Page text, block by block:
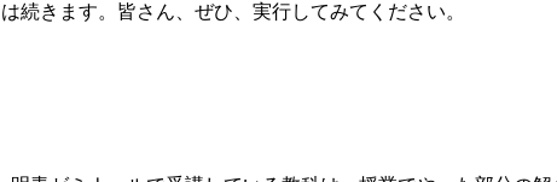
続きます。皆さん、ぜひ、実行してみてください。